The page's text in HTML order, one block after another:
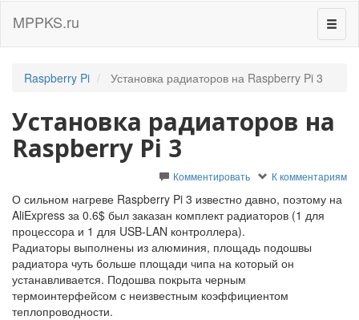
MPPKS.ru
Raspberry Pi Установка радиаторов на Raspberry Pi 3
Установка радиаторов на
Raspberry Pi 3
Комментировать К комментариям
О сильном нагреве Raspberry Pi 3 известно давно, поэтому на
AliExpress за 0.6$ был заказан комплект радиаторов (1 для
процессора и 1 для USB-LAN контроллера).
Радиаторы выполнены из алюминия, площадь подошвы
радиатора чуть больше площади чипа на который он
устанавливается. Подошва покрыта черным
термоинтерфейсом с неизвестным коэффициентом
теплопроводности.